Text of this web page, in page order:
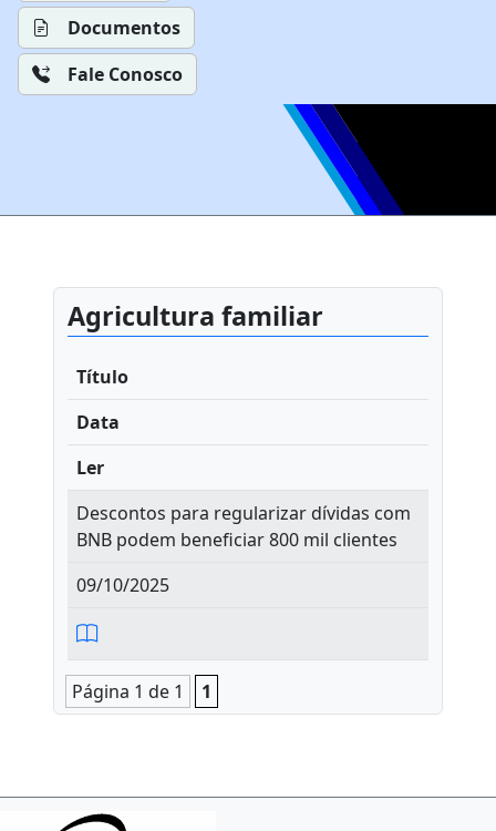
Documentos
Fale Conosco
Agricultura familiar
Título
Data
Ler
Descontos para regularizar dívidas com
BNB podem beneficiar 800 mil clientes
09/10/2025
Página 1 de 1 1